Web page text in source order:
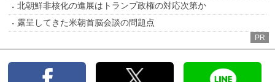
北朝鮮非核化の進展はトランプ政権の対応次第か
露呈してきた米朝首脳会談の問題点
PR